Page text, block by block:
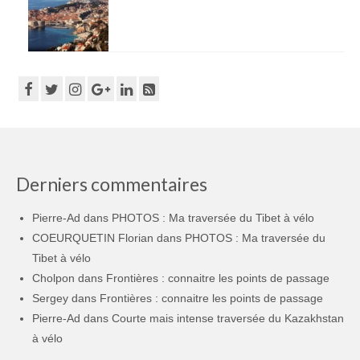
Derniers commentaires
Pierre-Ad dans PHOTOS : Ma traversée du Tibet à vélo
COEURQUETIN Florian dans PHOTOS : Ma traversée du
Tibet à vélo
Cholpon dans Frontières : connaitre les points de passage
Sergey dans Frontières : connaitre les points de passage
Pierre-Ad dans Courte mais intense traversée du Kazakhstan
à vélo